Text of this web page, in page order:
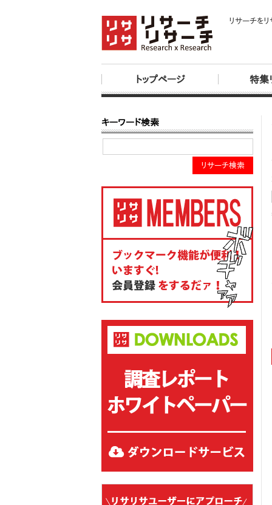
リサーチを
トップページ 特集
キーワード検索
リサーチ検索